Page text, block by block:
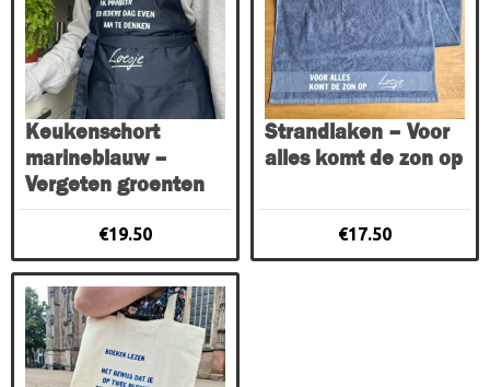
Keukenschort
marineblauw –
Vergeten groenten
€19.50
Strandlaken – Voor
alles komt de zon op
€17.50